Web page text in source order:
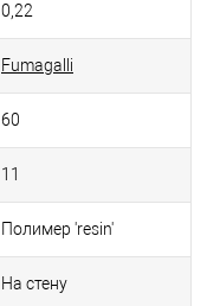
0,22
Fumagalli
60
11
Полимер 'resin'
На стену